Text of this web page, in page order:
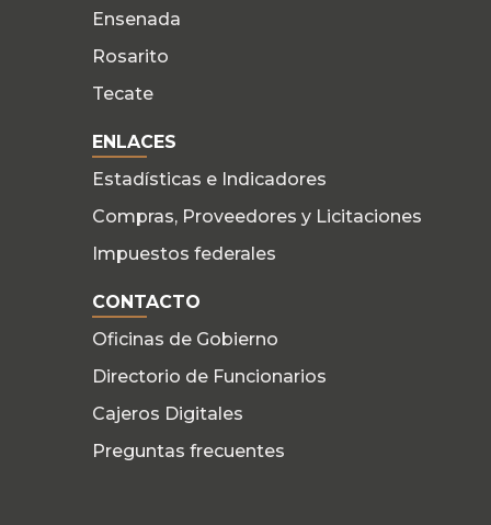
Ensenada
Rosarito
Tecate
ENLACES
Estadísticas e Indicadores
Compras, Proveedores y Licitaciones
Impuestos federales
CONTACTO
Oficinas de Gobierno
Directorio de Funcionarios
Cajeros Digitales
Preguntas frecuentes